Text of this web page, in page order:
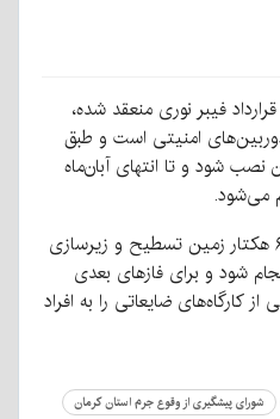
فیبر نوری منعقد شده،
امنیتی است و طبق
کرمان نصب شود و تا انتهای آبان‌ماه
می‌شود.
شهردار کرمان ادامه داد: باید ۶۰ هکتار زمین تسطیح و زیرسازی
انجام شود و برای فازهای بعدی
کارگاه‌های ضایعاتی را به افراد
شورای پیشگیری از وقوع جرم استان کرمان